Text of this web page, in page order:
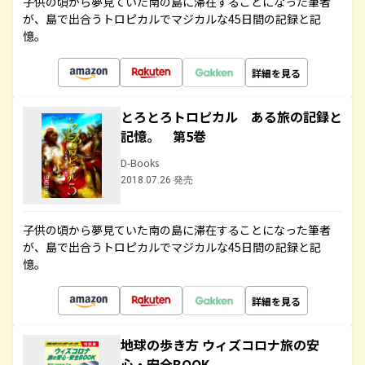
が、島で出合うトロピカルでマジカルな45日間の記録と記
憶。
詳細を見る
とろとろトロピカル ある旅の記録と
記憶。 第5巻
D-Books
2018.07.26 発売
子供の頃から夢見ていた南の島に滞在することになった筆者
が、島で出合うトロピカルでマジカルな45日間の記録と記
憶。
詳細を見る
地球の歩き方 ウィズコロナ旅の安